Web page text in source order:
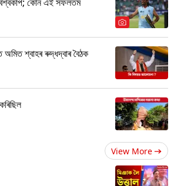
শ্বাহৰ ৰুদ্ধদ্বাৰ বৈঠক
View More